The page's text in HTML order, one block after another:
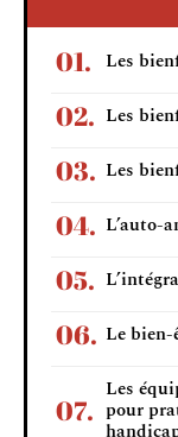
Les
Les
Les
L’auto-
Le
Les
pour